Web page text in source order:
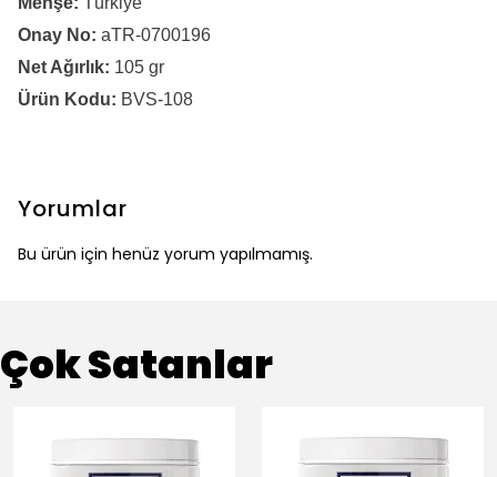
Onay No: aTR-0700196
Net Ağırlık: 105 gr
Ürün Kodu: BVS-108
Yorumlar
Bu ürün için henüz yorum yapılmamış.
Çok Satanlar